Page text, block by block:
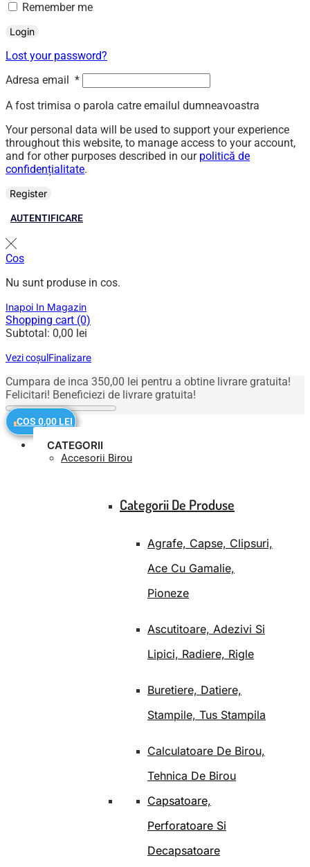
Remember me
Login
Lost your password?
Adresa email *
A fost trimisa o parola catre emailul dumneavoastra
Your personal data will be used to support your experience
throughout this website, to manage access to your account,
and for other purposes described in our politică de
confidențialitate.
Register
AUTENTIFICARE
Cos
Nu sunt produse in cos.
Inapoi In Magazin
Shopping cart (0)
Subtotal: 0,00 lei
Vezi coșul Finalizare
Cumpara de inca 350,00 lei pentru a obtine livrare gratuita!
Felicitari! Beneficiezi de livrare gratuita!
0 COS 0,00 LEI
CATEGORII
Accesorii Birou
Categorii De Produse
Agrafe, Capse, Clipsuri,
Ace Cu Gamalie,
Pioneze
Ascutitoare, Adezivi Si
Lipici, Radiere, Rigle
Buretiere, Datiere,
Stampile, Tus Stampila
Calculatoare De Birou,
Tehnica De Birou
Capsatoare,
Perforatoare Si
Decapsatoare